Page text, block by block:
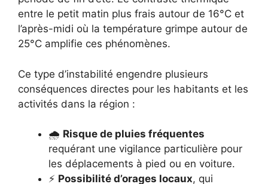
entre le petit matin plus frais autour de 16°C et
l’après-midi où la température grimpe autour de
25°C amplifie ces phénomènes.
Ce type d’instabilité engendre plusieurs
conséquences directes pour les habitants et les
activités dans la région :
🌧️ Risque de pluies fréquentes
requérant une vigilance particulière pour
les déplacements à pied ou en voiture.
⚡ Possibilité d’orages locaux, qui